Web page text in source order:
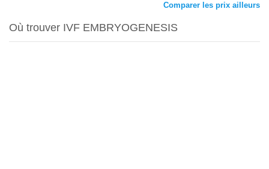
Comparer les prix ailleurs
Où trouver IVF EMBRYOGENESIS